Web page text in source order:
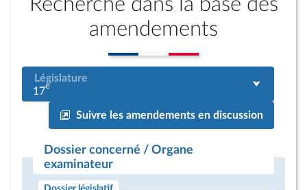
Recherche dans la base des
amendements
Législature
17e
Suivre les amendements en discussion
Dossier concerné / Organe
examinateur